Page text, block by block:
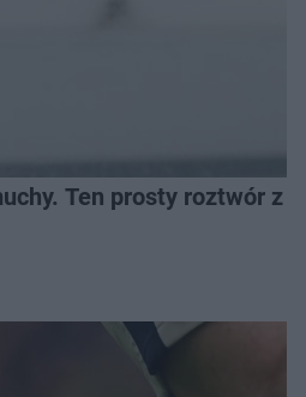
Ten prosty roztwór z